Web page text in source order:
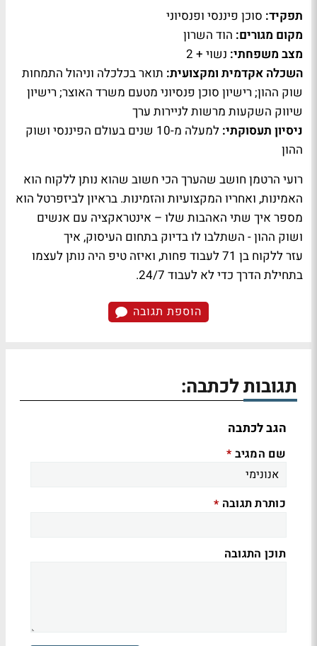
תפקיד: סוכן פיננסי ופנסיוני
מקום מגורים: הוד השרון
מצב משפחתי: נשוי + 2
השכלה אקדמית ומקצועית: תואר בכלכלה וניהול התמחות
שוק ההון; רישיון סוכן פנסיוני מטעם משרד האוצר; רישיון
שיווק השקעות מרשות לניירות ערך
ניסיון תעסוקתי:
למעלה מ-10 שנים בעולם הפיננסי ושוק
ההון
רועי הרטמן חושב שהערך הכי חשוב שהוא נותן ללקוח הוא
האמינות, ואחריו המקצועיות והזמינות. בראיון לביזפרטל הוא
מספר איך שתי האהבות שלו – אינטראקציה עם אנשים
ושוק ההון - השתלבו לו בדיוק בתחום העיסוק, איך
עזר ללקוח בן 71 לעבוד פחות, ואיזה טיפ היה נותן לעצמו
בתחילת הדרך כדי לא לעבוד 24/7.
הוספת תגובה
תגובות לכתבה:
הגב לכתבה
שם המגיב *
כותרת תגובה *
תוכן התגובה